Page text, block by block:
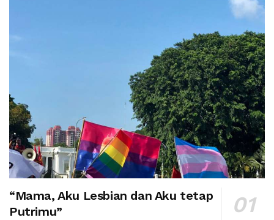
“Mama, Aku Lesbian dan Aku tetap
Putrimu”